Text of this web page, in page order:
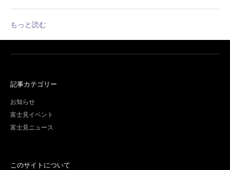
もっと読む
記事カテゴリー
お知らせ
富士見イベント
富士見ニュース
このサイトについて